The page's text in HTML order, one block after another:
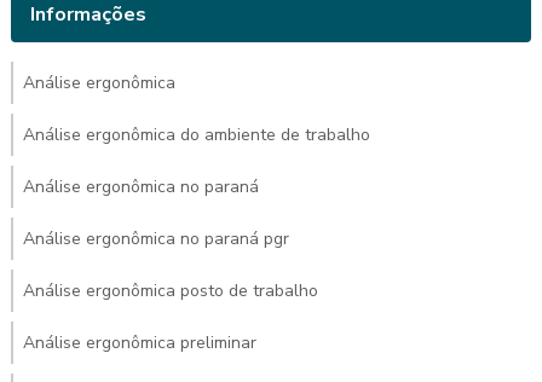
Informações
Análise ergonômica
Análise ergonômica do ambiente de trabalho
Análise ergonômica no paraná
Análise ergonômica no paraná pgr
Análise ergonômica posto de trabalho
Análise ergonômica preliminar